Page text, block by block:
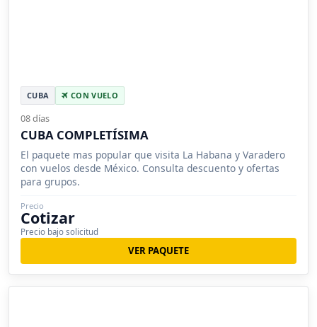
CUBA CON VUELO
08 días
CUBA COMPLETÍSIMA
El paquete mas popular que visita La Habana y Varadero
con vuelos desde México. Consulta descuento y ofertas
para grupos.
Precio
Cotizar
Precio bajo solicitud
VER PAQUETE